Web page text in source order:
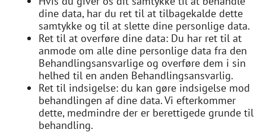
dine data, har du ret til at tilbagekalde dette
samtykke og til at slette dine personlige data.
Ret til at overføre dine data: Du har ret til at
anmode om alle dine personlige data fra den
Behandlingsansvarlige og overføre dem i sin
helhed til en anden Behandlingsansvarlig.
Ret til indsigelse: du kan gøre indsigelse mod
behandlingen af ​​dine data. Vi efterkommer
dette, medmindre der er berettigede grunde til
behandling.